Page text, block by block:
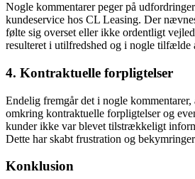
Nogle kommentarer peger på
kundeservice hos CL Leasing. Der
følte sig overset eller ikke ordentligt
resulteret i utilfredshed og i nogle tilfælde
4. Kontraktuelle forpligtelser
Endelig fremgår det i nogle
omkring kontraktuelle forpligtelser og
kunder ikke var blevet tilstrækkeligt
Dette har skabt frustration og
Konklusion